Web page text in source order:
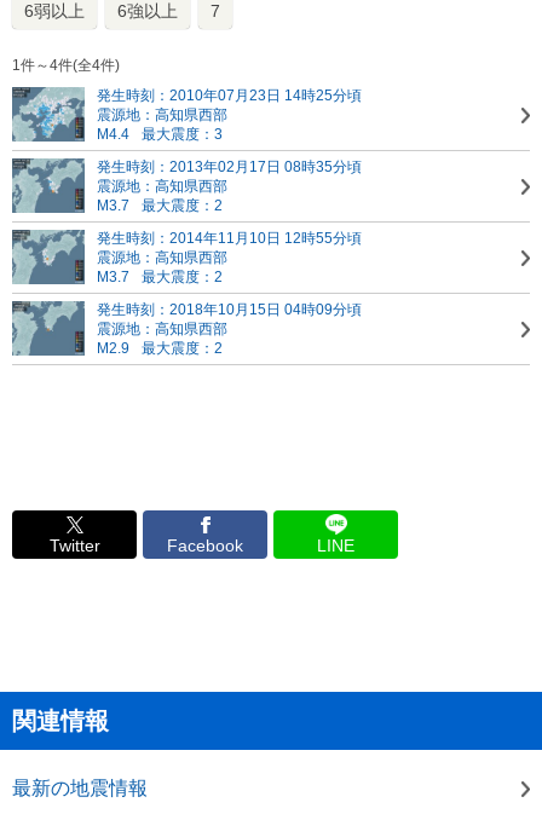
6弱以上 6強以上 7
1件～4件(全4件)
発生時刻：2010年07月23日 14時25分頃
震源地：高知県西部
M4.4
最大震度：3
発生時刻：2013年02月17日 08時35分頃
震源地：高知県西部
M3.7
最大震度：2
発生時刻：2014年11月10日 12時55分頃
震源地：高知県西部
M3.7
最大震度：2
発生時刻：2018年10月15日 04時09分頃
震源地：高知県西部
M2.9
最大震度：2
Twitter Facebook LINE
関連情報
最新の地震情報